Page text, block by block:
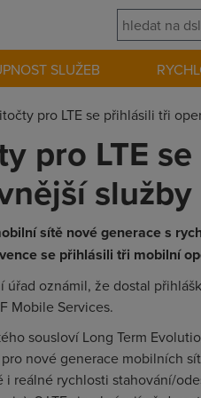
SLUŽEB
pro LTE se přihlásili tři
pro LTE
sítě nové generace s
se přihlásili tři mobilní
oznámil, že dostal
Mobile Services.
sousloví Long Term
nové generace mobilních
i reálné rychlosti stahování/